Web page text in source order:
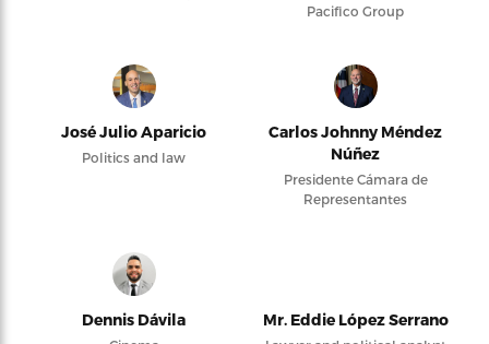
Pacifico Group
José Julio Aparicio
Politics and law
Carlos Johnny Méndez
Núñez
Presidente Cámara de
Representantes
Dennis Dávila Mr. Eddie López Serrano